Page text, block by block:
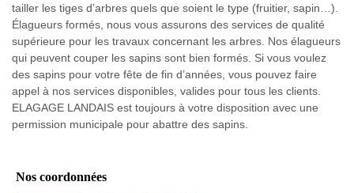
tailler les tiges d’arbres quels que soient le type (fruitier, sapin…).
Élagueurs formés, nous vous assurons des services de qualité
supérieure pour les travaux concernant les arbres. Nos élagueurs
qui peuvent couper les sapins sont bien formés. Si vous voulez
des sapins pour votre fête de fin d’années, vous pouvez faire
appel à nos services disponibles, valides pour tous les clients.
ELAGAGE LANDAIS est toujours à votre disposition avec une
permission municipale pour abattre des sapins.
Nos coordonnées